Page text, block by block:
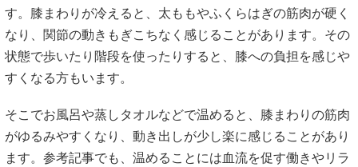
す。膝まわりが冷えると、太ももやふくらはぎの筋肉が硬く
なり、関節の動きもぎこちなく感じることがあります。その
状態で歩いたり階段を使ったりすると、膝への負担を感じや
すくなる方もいます。
そこでお風呂や蒸しタオルなどで温めると、膝まわりの筋肉
がゆるみやすくなり、動き出しが少し楽に感じることがあり
ます。参考記事でも、温めることには血流を促す働きやリラ